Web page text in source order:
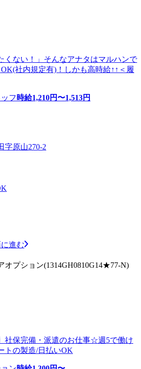
くない！」そんなアナタはマルハンで
社内規定有)！しかも高時給↑↑＜履
フ 時給1,210円〜1,513円
字原山270-2
進む
オプション(1314GH0810G14★77-N)
社保完備・派遣のお仕事☆週5で働け
トの製造/日払いOK